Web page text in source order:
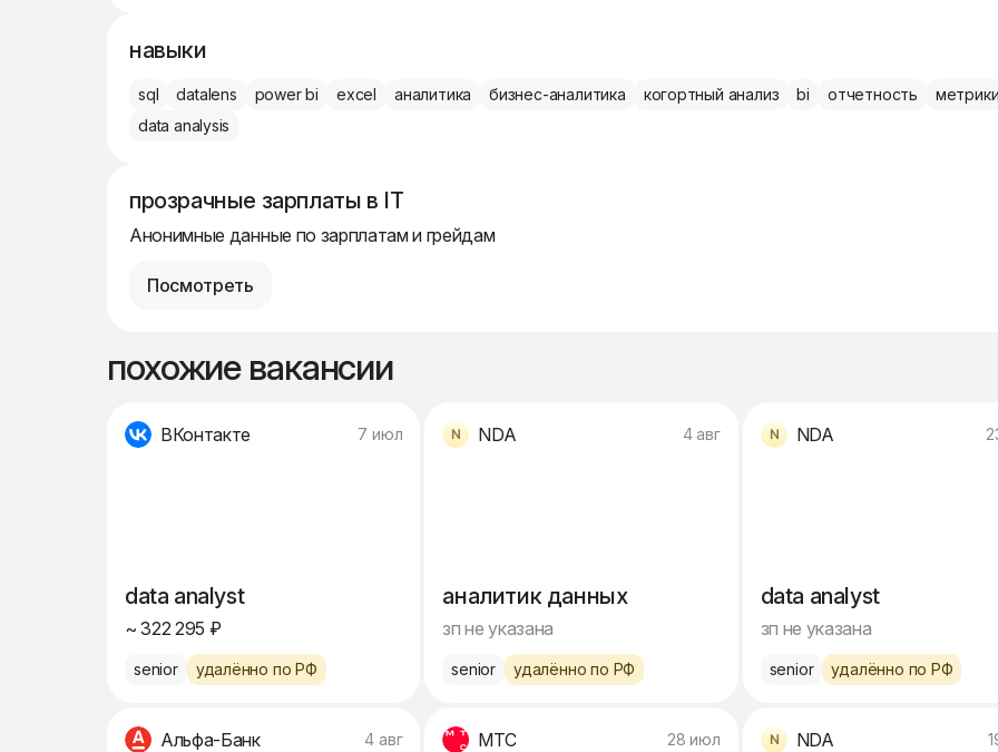
навыки
sql datalens power bi excel аналитика бизнес-аналитика когортный анализ bi отчетность
data analysis
прозрачные зарплаты в IT
Анонимные данные по зарплатам и грейдам
Посмотреть
похожие вакансии
ВКонтакте 7 июл
data analyst
~ 322 295 ₽
senior удалённо по РФ
NDA 4 авг
аналитик данных
зп не указана
senior удалённо по РФ
NDA
data analyst
зп не указана
senior удалённо по РФ
Альфа-Банк 4 авг МТС 28 июл NDA